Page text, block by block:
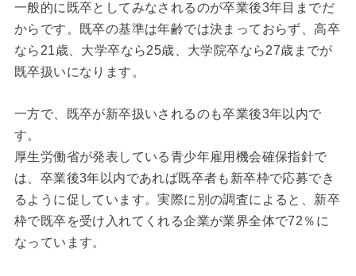
一般的に既卒としてみなされるのが卒業後3年目までだ
からです。既卒の基準は年齢では決まっておらず、高卒
なら21歳、大学卒なら25歳、大学院卒なら27歳までが
既卒扱いになります。
一方で、既卒が新卒扱いされるのも卒業後3年以内で
す。
厚生労働省が発表している青少年雇用機会確保指針で
は、卒業後3年以内であれば既卒者も新卒枠で応募でき
るように促しています。実際に別の調査によると、新卒
枠で既卒を受け入れてくれる企業が業界全体で72％に
なっています。